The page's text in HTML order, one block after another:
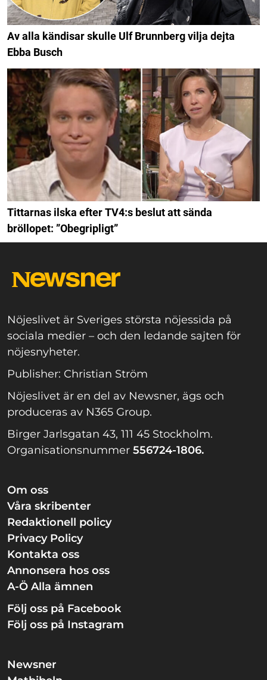
Av alla kändisar skulle Ulf Brunnberg vilja dejta
Ebba Busch
Tittarnas ilska efter TV4:s beslut att sända
bröllopet: ”Obegripligt”
Nöjeslivet är Sveriges största nöjessida på
sociala medier – och den ledande sajten för
nöjesnyheter.
Publisher: Christian Ström
Nöjeslivet är en del av Newsner, ägs och
produceras av N365 Group.
Birger Jarlsgatan 43, 111 45 Stockholm.
Organisationsnummer 556724-1806.
Om oss
Våra skribenter
Redaktionell policy
Privacy Policy
Kontakta oss
Annonsera hos oss
A-Ö Alla ämnen
Följ oss på Facebook
Följ oss på Instagram
Newsner